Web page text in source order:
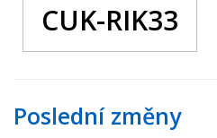
CUK-RIK33
Poslední změny